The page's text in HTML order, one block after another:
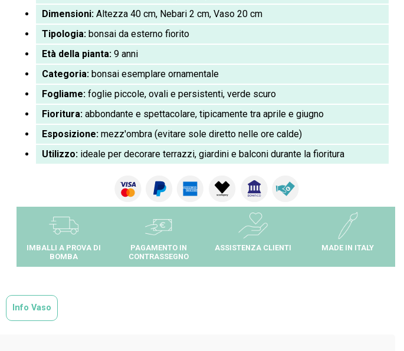
Dimensioni: Altezza 40 cm, Nebari 2 cm, Vaso 20 cm
Tipologia: bonsai da esterno fiorito
Età della pianta: 9 anni
Categoria: bonsai esemplare ornamentale
Fogliame: foglie piccole, ovali e persistenti, verde scuro
Fioritura: abbondante e spettacolare, tipicamente tra aprile e giugno
Esposizione: mezz'ombra (evitare sole diretto nelle ore calde)
Utilizzo: ideale per decorare terrazzi, giardini e balconi durante la fioritura
IMBALLI A PROVA DI
BOMBA
PAGAMENTO IN
CONTRASSEGNO
ASSISTENZA CLIENTI MADE IN ITALY
Info Vaso